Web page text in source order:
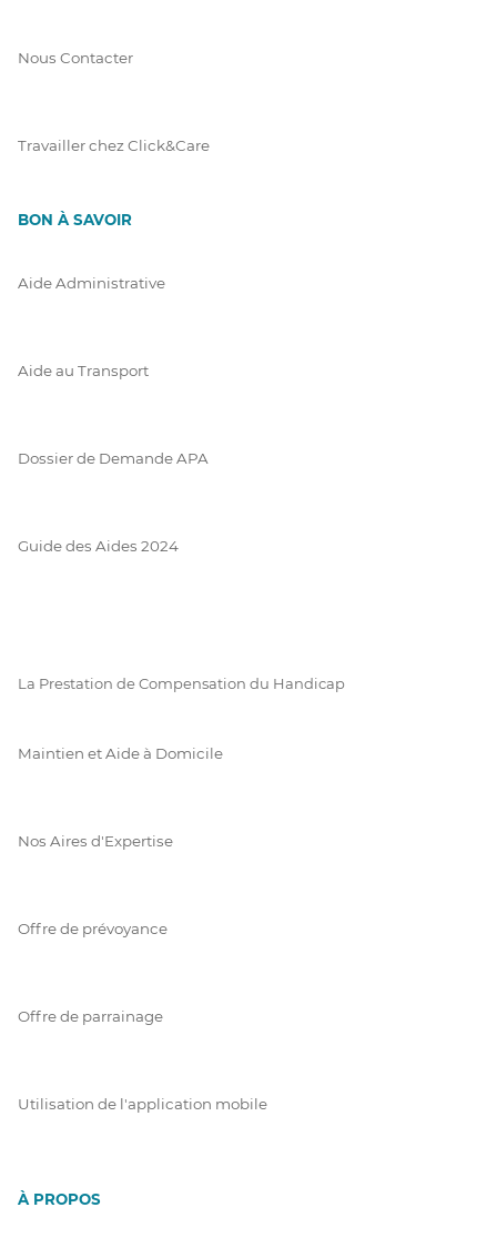
Nous Contacter
Travailler chez Click&Care
BON À SAVOIR
Aide Administrative
Aide au Transport
Dossier de Demande APA
Guide des Aides 2024
La Prestation de Compensation du Handicap
Maintien et Aide à Domicile
Nos Aires d'Expertise
Offre de prévoyance
Offre de parrainage
Utilisation de l'application mobile
À PROPOS